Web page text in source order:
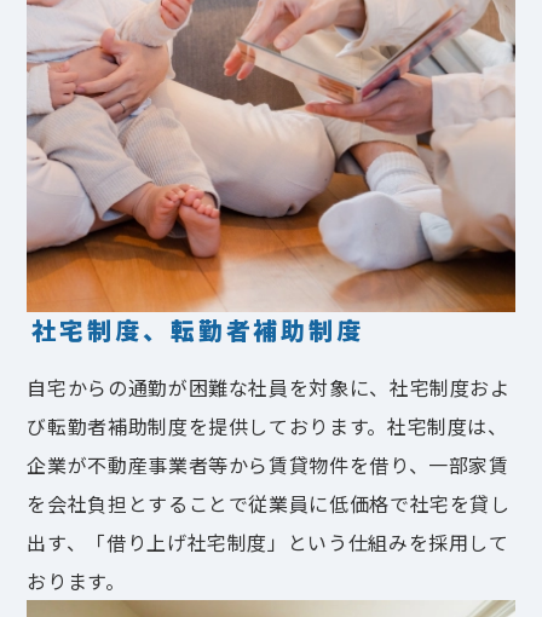
社宅制度、転勤者補助制度
自宅からの通勤が困難な社員を対象に、社宅制度およ
び転勤者補助制度を提供しております。社宅制度は、
企業が不動産事業者等から賃貸物件を借り、一部家賃
を会社負担とすることで従業員に低価格で社宅を貸し
出す、「借り上げ社宅制度」という仕組みを採用して
おります。